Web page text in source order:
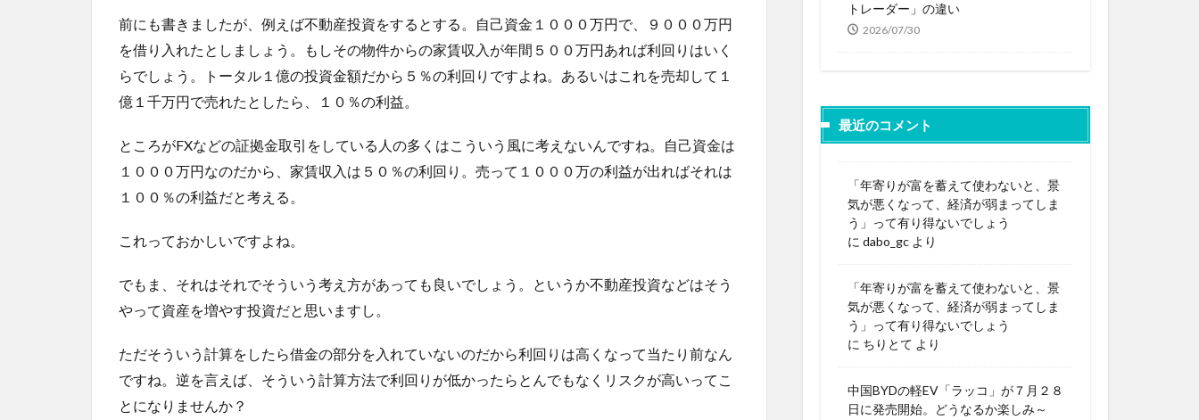
前にも書きましたが、例えば不動産投資をするとする。自己資金１０００万円で、９０００万円
を借り入れたとしましょう。もしその物件からの家賃収入が年間５００万円あれば利回りはいく
らでしょう。トータル１億の投資金額だから５％の利回りですよね。あるいはこれを売却して１
億１千万円で売れたとしたら、１０％の利益。
ところがFXなどの証拠金取引をしている人の多くはこういう風に考えないんですね。自己資金は
１０００万円なのだから、家賃収入は５０％の利回り。売って１０００万の利益が出ればそれは
１００％の利益だと考える。
これっておかしいですよね。
でもま、それはそれでそういう考え方があっても良いでしょう。というか不動産投資などはそう
やって資産を増やす投資だと思いますし。
ただそういう計算をしたら借金の部分を入れていないのだから利回りは高くなって当たり前なん
ですね。逆を言えば、そういう計算方法で利回りが低かったらとんでもなくリスクが高いってこ
とになりませんか？
トレーダー」の違い
2026/07/30
最近のコメント
「年寄りが富を蓄えて使わないと、景
気が悪くなって、経済が弱まってしま
う」って有り得ないでしょう
に dabo_gc より
「年寄りが富を蓄えて使わないと、景
気が悪くなって、経済が弱まってしま
う」って有り得ないでしょう
に ちりとて より
中国BYDの軽EV「ラッコ」が７月２８
日に発売開始。どうなるか楽しみ～